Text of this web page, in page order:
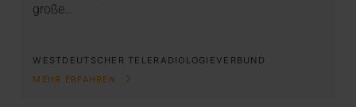
große…
WESTDEUTSCHER TELERADIOLOGIEVERBUND
MEHR ERFAHREN